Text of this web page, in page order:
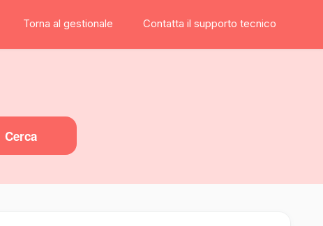
Torna al gestionale Contatta il supporto tecnico
Cerca